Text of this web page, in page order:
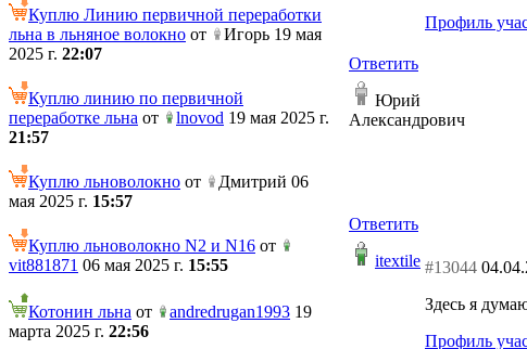
Куплю Линию первичной переработки
льна в льняное волокно от
Игорь 19 мая
2025 г. 22:07
Куплю линию по первичной
переработке льна от lnovod 19 мая 2025 г.
21:57
Куплю льноволокно от
Дмитрий 06
мая 2025 г. 15:57
Куплю льноволокно N2 и N16 от
vit881871 06 мая 2025 г. 15:55
Котонин льна от andredrugan1993 19
марта 2025 г. 22:56
Профиль
Ответить
Юрий
Александрович
Ответить
itextile #13044
Здесь я
Профиль